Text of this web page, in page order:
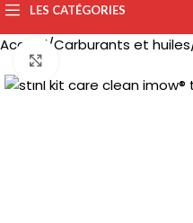
LES CATÉGORIES
Accueil Carburants et huiles